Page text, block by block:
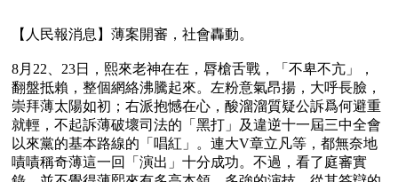
【人民報消息】薄案開審，社會轟動。
8月22、23日，熙來老神在在，脣槍舌戰，「不卑不亢」，
翻盤抵賴，整個網絡沸騰起來。左粉意氣昂揚，大呼長臉，
崇拜薄太陽如初；右派抱憾在心，酸溜溜質疑公訴爲何避重
就輕，不起訴薄破壞司法的「黑打」及違逆十一屆三中全會
以來黨的基本路線的「唱紅」。連大V章立凡等，都無奈地
嘖嘖稱奇薄這一回「演出」十分成功。不過，看了庭審實